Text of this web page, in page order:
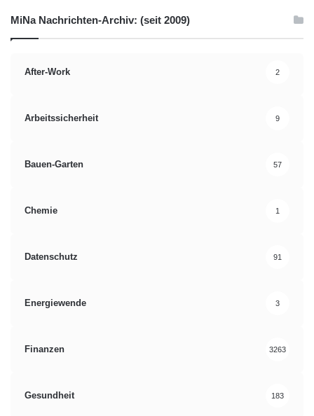
MiNa Nachrichten-Archiv: (seit 2009)
After-Work 2
Arbeitssicherheit 9
Bauen-Garten 57
Chemie 1
Datenschutz 91
Energiewende 3
Finanzen 3263
Gesundheit 183